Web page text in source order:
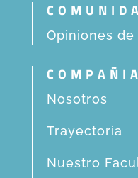
Opiniones de
COMPAÑIA
Nosotros
Trayectoria
Nuestro